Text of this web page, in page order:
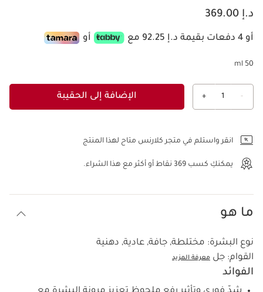
السعر الحالي هو د.إ 369.00
د.إ 369.00
أو 4 دفعات بقيمة د.إ 92.25 مع أو
50 ml
-
1
+ الإضافة إلى الحقيبة
انقر واستلم في متجر كلارنس متاح لهذا المنتج
يمكنكِ كسب 369 نقاط أو أكثر مع هذا الشراء.
ما هو
نوع البشرة: مختلطة, جافة, عادية, دهنية
القوام: جل معرفة المزيد
الفوائد